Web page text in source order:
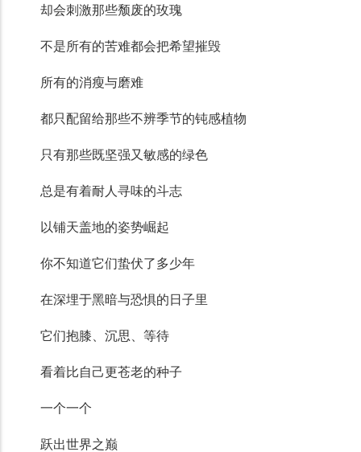
却会刺激那些颓废的玫瑰
不是所有的苦难都会把希望摧毁
所有的消瘦与磨难
都只配留给那些不辨季节的钝感植物
只有那些既坚强又敏感的绿色
总是有着耐人寻味的斗志
以铺天盖地的姿势崛起
你不知道它们蛰伏了多少年
在深埋于黑暗与恐惧的日子里
它们抱膝、沉思、等待
看着比自己更苍老的种子
一个一个
跃出世界之巅